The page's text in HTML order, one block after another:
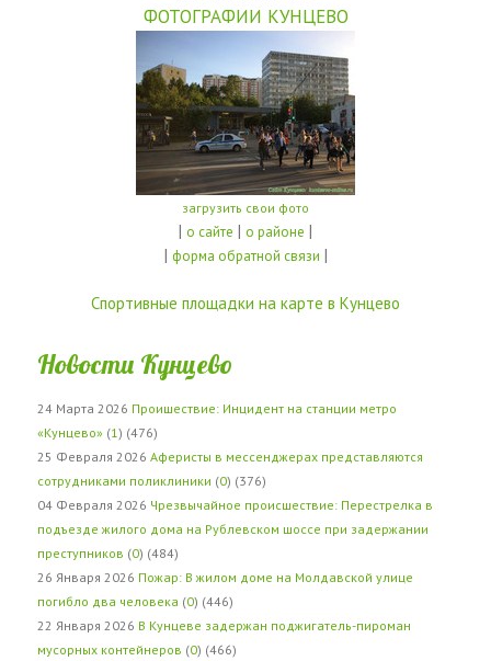
ФОТОГРАФИИ КУНЦЕВО
загрузить свои фото
| о сайте | о районе |
| форма обратной связи |
Спортивные площадки на карте в Кунцево
Новости Кунцево
24 Марта 2026 Проишествие: Инцидент на станции метро
«Кунцево» (1 ) (476)
25 Февраля 2026 Аферисты в мессенджерах представляются
сотрудниками поликлиники (0) (376)
04 Февраля 2026 Чрезвычайное происшествие: Перестрелка в
подъезде жилого дома на Рублевском шоссе при задержании
преступников (0) (484)
26 Января 2026 Пожар: В жилом доме на Молдавской улице
погибло два человека (0) (446)
22 Января 2026 В Кунцеве задержан поджигатель-пироман
мусорных контейнеров (0) (466)